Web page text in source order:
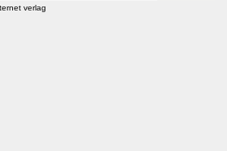
verlag